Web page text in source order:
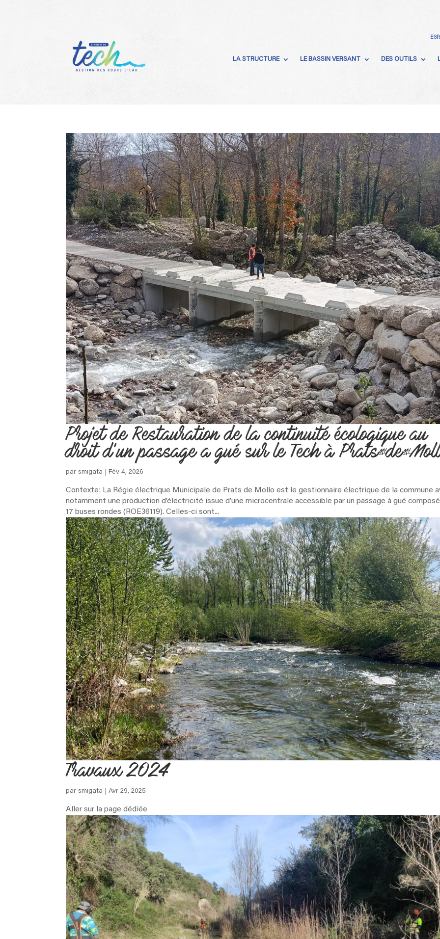
LA STRUCTURE LE BASSIN VERSANT DES OUTILS
Projet de Restauration de la continuité écologique au
droit d’un passage a gué sur le Tech à Prats-de-
parsmigata |Fév 4, 2026
Contexte: La Régie électrique Municipale de Prats de Mollo est le gestionnaire électrique de la commune
notamment une production d’électricité issue d’une microcentrale accessible par un passage à gué
17 buses rondes (ROE36119). Celles-ci sont...
Travaux 2024
parsmigata |Avr 29, 2025
Aller sur la page dédiée